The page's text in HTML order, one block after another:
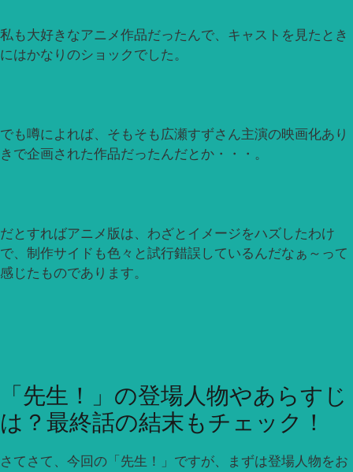
私も大好きなアニメ作品だったんで、キャストを見たとき
にはかなりのショックでした。
でも噂によれば、そもそも広瀬すずさん主演の映画化あり
きで企画された作品だったんだとか・・・。
だとすればアニメ版は、わざとイメージをハズしたわけ
で、制作サイドも色々と試行錯誤しているんだなぁ～って
感じたものであります。
「先生！」の登場人物やあらすじ
は？最終話の結末もチェック！
さてさて、今回の「先生！」ですが、まずは登場人物をお